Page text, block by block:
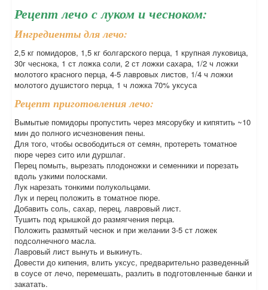
Рецепт лечо с луком и чесноком:
Ингредиенты для лечо:
2,5 кг помидоров, 1,5 кг болгарского перца, 1 крупная луковица,
30г чеснока, 1 ст ложка соли, 2 ст ложки сахара, 1/2 ч ложки
молотого красного перца, 4-5 лавровых листов, 1/4 ч ложки
молотого душистого перца, 1 ч ложка 70% уксуса
Рецепт приготовления лечо:
Вымытые помидоры пропустить через мясорубку и кипятить ~10
мин до полного исчезновения пены.
Для того, чтобы освободиться от семян, протереть томатное
пюре через сито или дуршлаг.
Перец помыть, вырезать плодоножки и семенники и порезать
вдоль узкими полосками.
Лук нарезать тонкими полукольцами.
Лук и перец положить в томатное пюре.
Добавить соль, сахар, перец, лавровый лист.
Тушить под крышкой до размягчения перца.
Положить размятый чеснок и при желании 3-5 ст ложек
подсолнечного масла.
Лавровый лист вынуть и выкинуть.
Довести до кипения, влить уксус, предварительно разведенный
в соусе от лечо, перемешать, разлить в подготовленные банки и
закатать.